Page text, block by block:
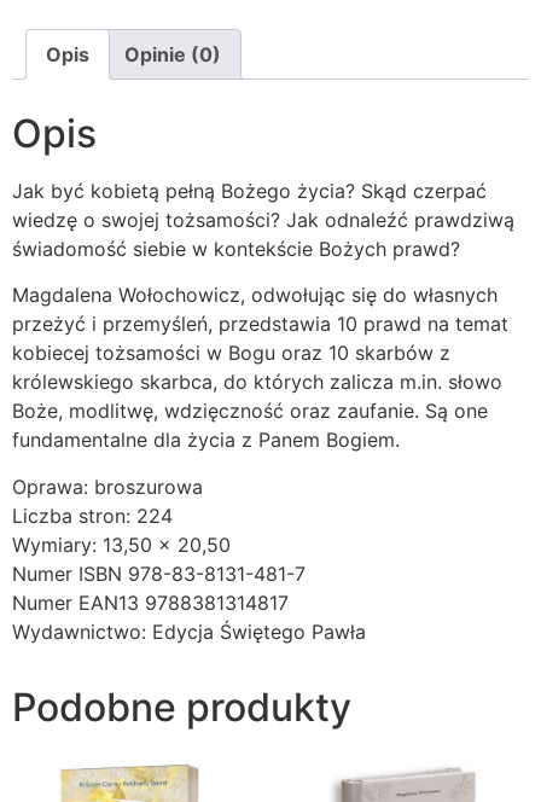
Opis Opinie (0)
Opis
Jak być kobietą pełną Bożego życia? Skąd czerpać
wiedzę o swojej tożsamości? Jak odnaleźć prawdziwą
świadomość siebie w kontekście Bożych prawd?
Magdalena Wołochowicz, odwołując się do własnych
przeżyć i przemyśleń, przedstawia 10 prawd na temat
kobiecej tożsamości w Bogu oraz 10 skarbów z
królewskiego skarbca, do których zalicza m.in. słowo
Boże, modlitwę, wdzięczność oraz zaufanie. Są one
fundamentalne dla życia z Panem Bogiem.
Oprawa: broszurowa
Liczba stron: 224
Wymiary: 13,50 x 20,50
Numer ISBN 978-83-8131-481-7
Numer EAN13 9788381314817
Wydawnictwo: Edycja Świętego Pawła
Podobne produkty